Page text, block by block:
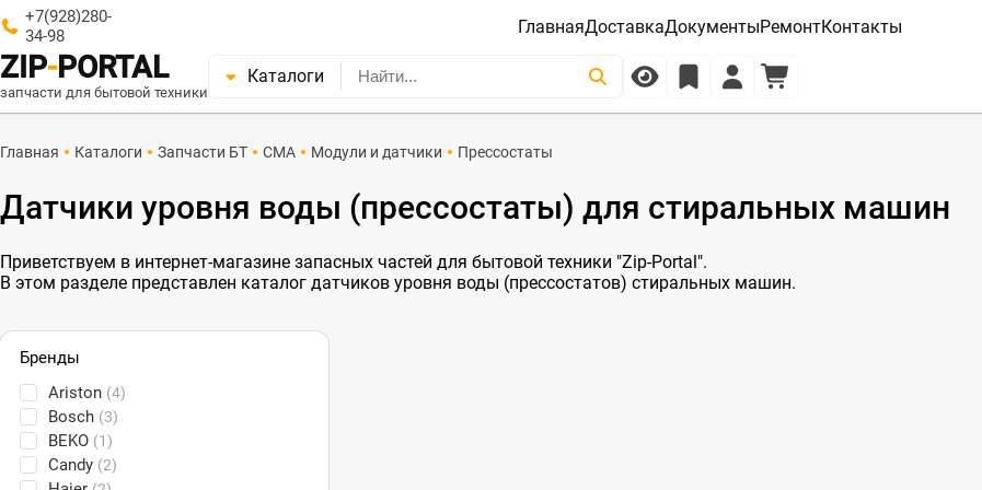
+7(928)280-
34-98
ГлавнаяДоставкаДокументыРемонтКонтакты
ZIP-PORTAL
запчасти для бытовой техники
Каталоги
Главная Каталоги Запчасти БТ СМА Модули и датчики Прессостаты
Датчики уровня воды (прессостаты) для стиральных машин
Приветствуем в интернет-магазине запасных частей для бытовой техники "Zip-Portal".
В этом разделе представлен каталог датчиков уровня воды (прессостатов) стиральных машин.
Бренды
Ariston (4)
Bosch (3)
BEKO (1)
Candy (2)